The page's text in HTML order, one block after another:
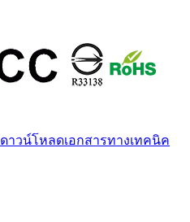
ดาวน์โหลดเอกสารทางเทคนิค